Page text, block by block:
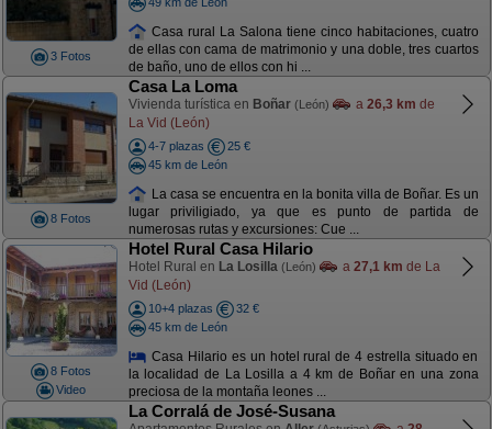
3 Fotos
Casa rural La Salona tiene cinco habitaciones, cuatro
de ellas con cama de matrimonio y una doble, tres cuartos
de baño, uno de ellos con hi ...
8 Fotos
Casa La Loma
Vivienda turística en Boñar (León) a 26,3 km de
La Vid (León)
4-7 plazas
25 €
45 km de León
La casa se encuentra en la bonita villa de Boñar. Es un
lugar priviligiado, ya que es punto de partida de
numerosas rutas y excursiones: Cue ...
8 Fotos
Video
Hotel Rural Casa Hilario
Hotel Rural en La Losilla (León) a 27,1 km de La
Vid (León)
10+4 plazas
32 €
45 km de León
Casa Hilario es un hotel rural de 4 estrella situado en
la localidad de La Losilla a 4 km de Boñar en una zona
preciosa de la montaña leones ...
La Corralá de José-Susana